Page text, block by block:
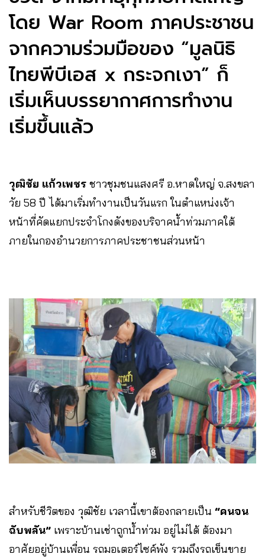
โดย War Room ภาคประชาชน
จากความร่วมมือของ “มูลนิธิ
ไทยพีบีเอส x กระจกเงา” ก็
เริ่มเห็นบรรยากาศการทำงาน
เริ่มขึ้นแล้ว
วุฒิชัย แก้วเพชร ชาวชุมชนแสงศรี อ.หาดใหญ่ จ.สงขลา
วัย 58 ปี ได้มาเริ่มทำงานเป็นวันแรก ในตำแหน่งเจ้า
หน้าที่คัดแยกประจำโกงดังของบริจาคน้ำท่วมภาคใต้
ภายในกองอำนวยการภาคประชาชนส่วนหน้า
สำหรับชีวิตของ วุฒิชัย เวลานี้เขาต้องกลายเป็น “คนจน
ฉับพลัน” เพราะบ้านเช่าถูกน้ำท่วม อยู่ไม่ได้ ต้องมา
อาศัยอยู่บ้านเพื่อน รถมอเตอร์ไซค์พัง รวมถึงรถเข็นขาย